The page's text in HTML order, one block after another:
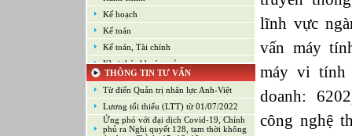
Kế hoạch
Kế toán
Kế toán, Tài chính
Khai thác khoáng sản
Kiểm soát chất lượng (Game)
Kinh doanh
Kỹ thuật ứng dụng
Lập trình
THÔNG TIN TƯ VẤN
Từ điển Quản trị nhân lực Anh-Việt
Lương tối thiểu (LTT) từ 01/07/2022
Ứng phó với đại dịch Covid-19, Chính
phủ ra Nghị quyết 128, tạm thời không
lĩnh vực
vấn máy
máy vi tính
doanh:
công nghệ